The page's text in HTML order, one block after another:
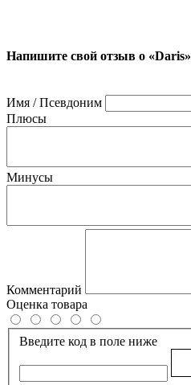
Напишите свой отзыв о «Daris»
Имя / Псевдоним
Плюсы
Минусы
Комментарий
Оценка товара
Введите код в поле ниже